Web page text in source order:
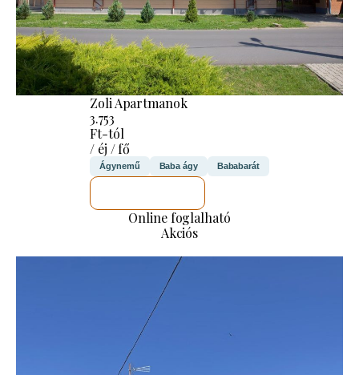
Zoli Apartmanok
3.753
Ft-tól
/ éj / fő
Ágynemű Baba ágy Bababarát
Online foglalható
Akciós